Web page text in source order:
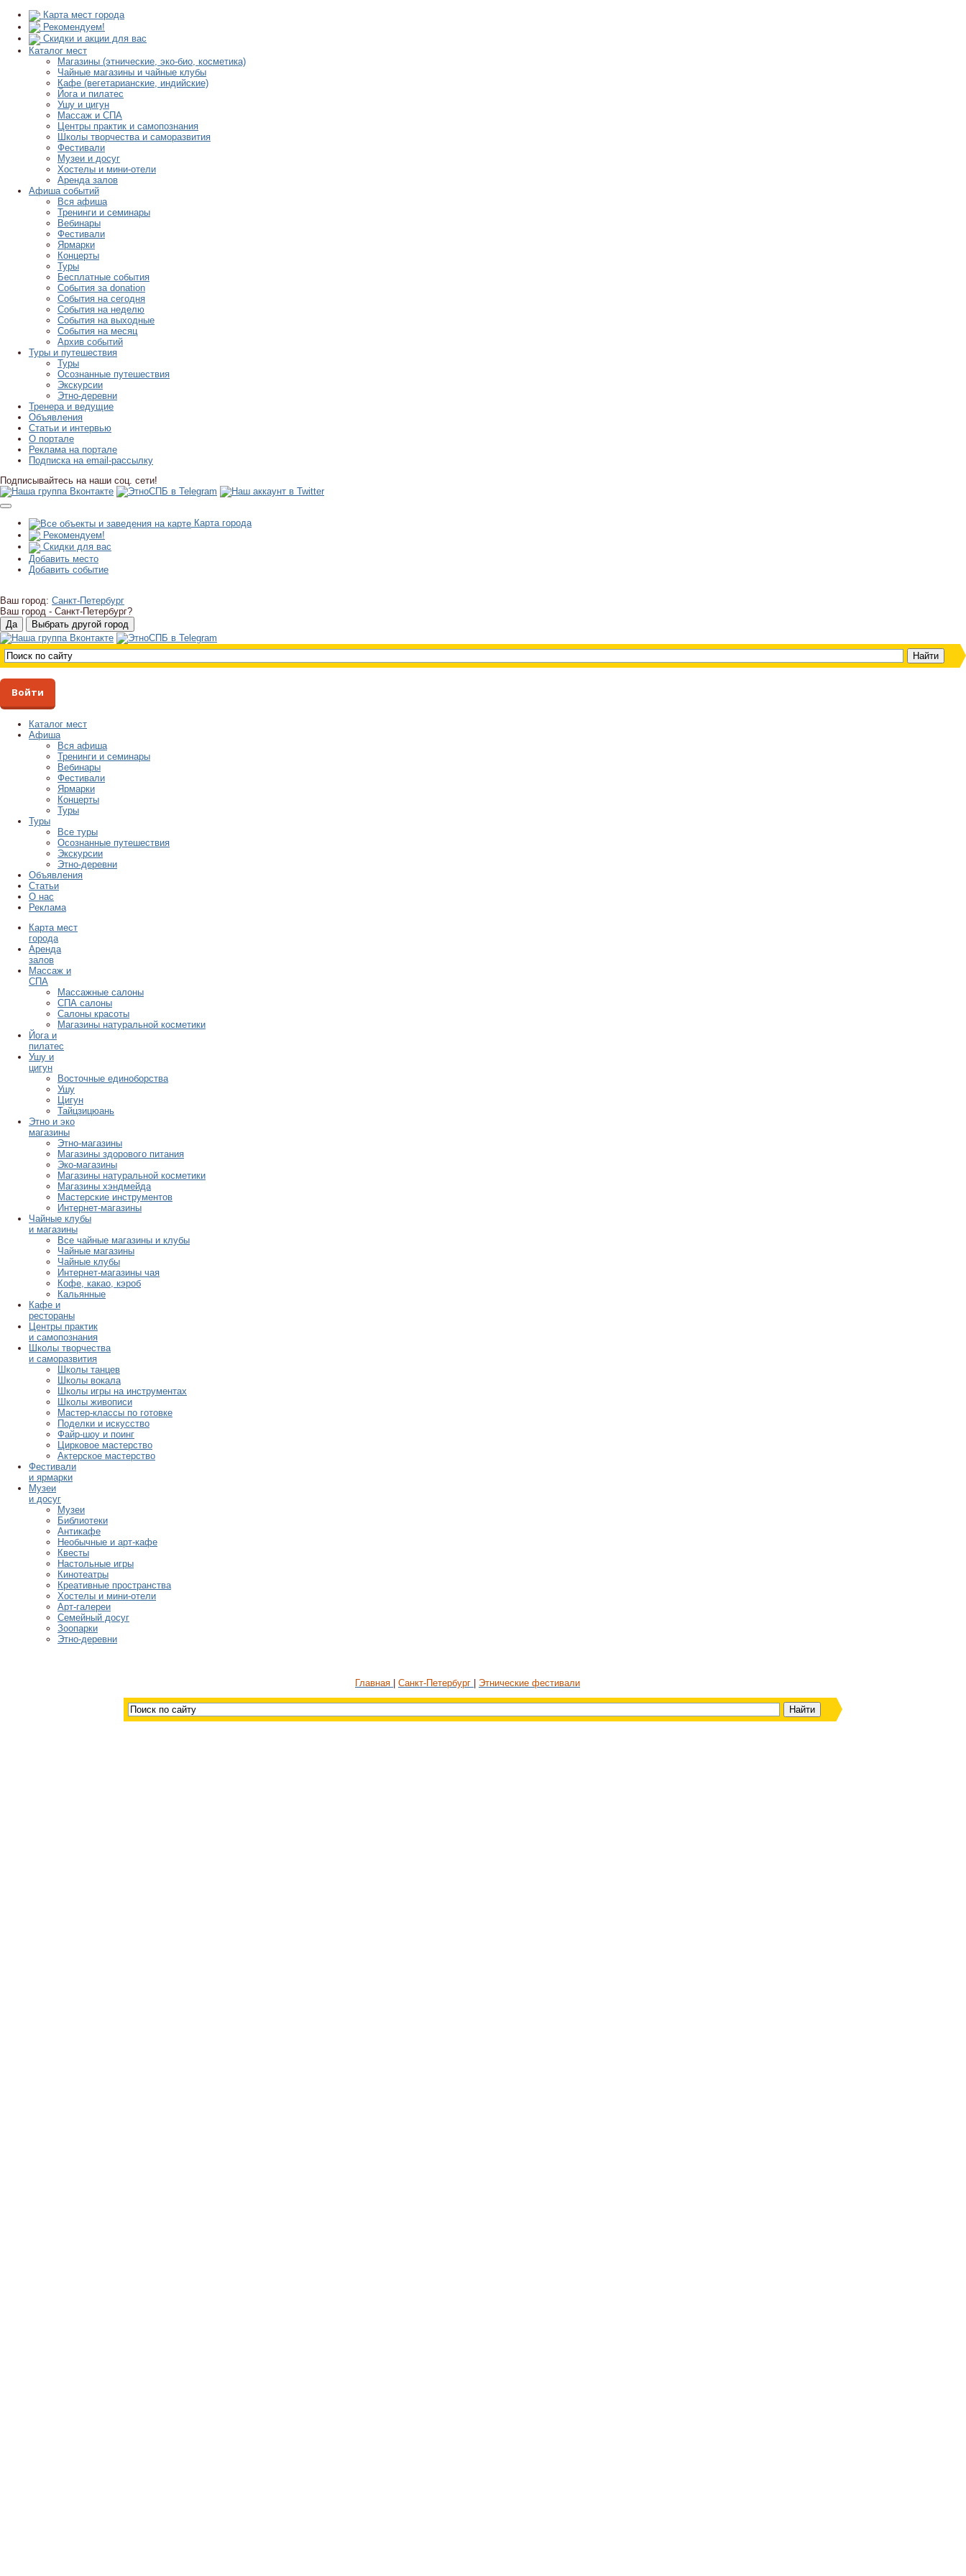
Карта мест города
Рекомендуем!
Скидки и акции для вас
Каталог мест
Магазины (этнические, эко-био, косметика)
Чайные магазины и чайные клубы
Кафе (вегетарианские, индийские)
Йога и пилатес
Ушу и цигун
Массаж и СПА
Центры практик и самопознания
Школы творчества и саморазвития
Фестивали
Музеи и досуг
Хостелы и мини-отели
Аренда залов
Афиша событий
Вся афиша
Тренинги и семинары
Вебинары
Фестивали
Ярмарки
Концерты
Туры
Бесплатные события
События за donation
События на сегодня
События на неделю
События на выходные
События на месяц
Архив событий
Туры и путешествия
Туры
Осознанные путешествия
Экскурсии
Этно-деревни
Тренера и ведущие
Объявления
Статьи и интервью
О портале
Реклама на портале
Подписка на email-рассылку
Подписывайтесь на наши соц. сети!
Карта города
Рекомендуем!
Скидки для вас
Добавить место
Добавить событие
Ваш город: Санкт-Петербург
Ваш город - Санкт-Петербург?
Войти
Каталог мест
Афиша
Вся афиша
Тренинги и семинары
Вебинары
Фестивали
Ярмарки
Концерты
Туры
Туры
Все туры
Осознанные путешествия
Экскурсии
Этно-деревни
Объявления
Статьи
О нас
Реклама
Карта мест
города
Аренда
залов
Массаж и
СПА
Массажные салоны
СПА салоны
Салоны красоты
Магазины натуральной косметики
Йога и
пилатес
Ушу и
цигун
Восточные единоборства
Ушу
Цигун
Тайцзицюань
Этно и эко
магазины
Этно-магазины
Магазины здорового питания
Эко-магазины
Магазины натуральной косметики
Магазины хэндмейда
Мастерские инструментов
Интернет-магазины
Чайные клубы
и магазины
Все чайные магазины и клубы
Чайные магазины
Чайные клубы
Интернет-магазины чая
Кофе, какао, кэроб
Кальянные
Кафе и
рестораны
Центры практик
и самопознания
Школы творчества
и саморазвития
Школы танцев
Школы вокала
Школы игры на инструментах
Школы живописи
Мастер-классы по готовке
Поделки и искусство
Файр-шоу и поинг
Цирковое мастерство
Актерское мастерство
Фестивали
и ярмарки
Музеи
и досуг
Музеи
Библиотеки
Антикафе
Необычные и арт-кафе
Квесты
Настольные игры
Кинотеатры
Креативные пространства
Хостелы и мини-отели
Арт-галереи
Семейный досуг
Зоопарки
Этно-деревни
Главная Санкт-Петербург Этнические фестивали